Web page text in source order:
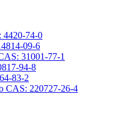
4420-74-0
09-6
31001-77-1
94-8
83-2
CAS: 220727-26-4